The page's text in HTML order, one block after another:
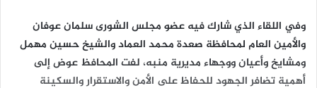
وفي اللقاء الذي شارك فيه عضو مجلس الشورى سلمان عوفان
والأمين العام لمحافظة صعدة محمد العماد والشيخ حسين مهمل
ومشايخ وأعيان ووجهاء مديرية منبه، لفت المحافظ عوض إلى
أهمية تضافر الجهود للحفاظ على الأمن والاستقرار والسكينة